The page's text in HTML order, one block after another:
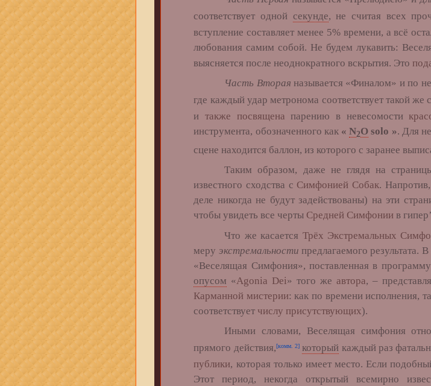
соответствует одной секунде, не считая всех
вступление составляет менее 5% времени, а всё
любования самим собой. Не будем лукавить:
выясняется после неоднократного вскрытия. Это
Часть Вторая называется «Финалом» и по
где каждый удар метронома соответствует такой же
и также посвящена парению в невесомости
инструмента, обозначенного как «N2O solo ». Для
сцене находится баллон, из которого с заранее
Таким образом, даже не глядя на страницы
известного сходства с Симфонией Собак.
деле никогда не будут задействованы) на эти
чтобы увидеть все черты Средней Симфонии в
Что же касается Трёх Экстремальных
меру экстремальности предлагаемого
«Веселящая Симфония», поставленная в
опусом «Agonia Dei» того же автора, –
Карманной мистерии: как по времени исполнения,
соответствуетчислу присутствующих).
Иными словами, Веселящая симфония
прямого действия,[комм. 2] который каждый раз
публики, которая только имеет место. Если
Этот период, некогда открытый всемирно